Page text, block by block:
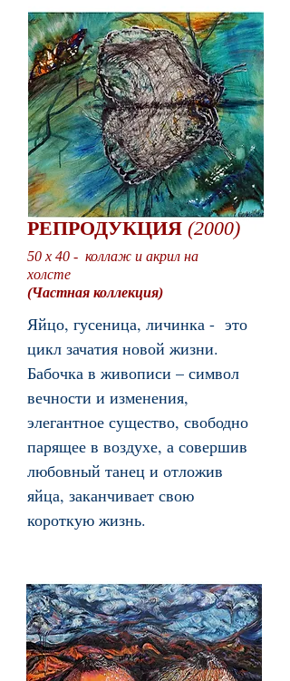
РЕПРОДУКЦИЯ (2000)
50 x 40 - коллаж и акрил на
холсте
(Частная коллекция)
Яйцо, гусеница, личинка - это
цикл зачатия новой жизни.
Бабочка в живописи – символ
вечности и изменения,
элегантное существо, свободно
парящее в воздухе, а совершив
любовный танец и отложив
яйца, заканчивает свою
короткую жизнь.